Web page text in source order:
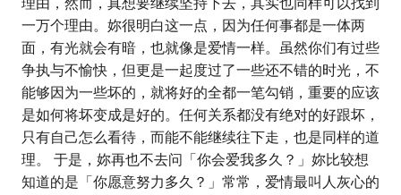
理由，然而，真想要继续坚持下去，其实也同样可以找到
一万个理由。妳很明白这一点，因为任何事都是一体两
面，有光就会有暗，也就像是爱情一样。虽然你们有过些
争执与不愉快，但更是一起度过了一些还不错的时光，不
能够因为一些坏的，就将好的全都一笔勾销，重要的应该
是如何将坏变成是好的。任何关系都没有绝对的好跟坏，
只有自己怎么看待，而能不能继续往下走，也是同样的道
理。 于是，妳再也不去问「你会爱我多久？」妳比较想
知道的是「你愿意努力多久？」常常，爱情最叫人灰心的